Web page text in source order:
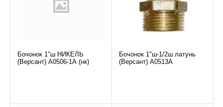
Бочонок 1"ш НИКЕЛЬ
(Версант) А0506-1А (нк)
Бочонок 1"ш-1/2ш латунь
(Версант) А0513А